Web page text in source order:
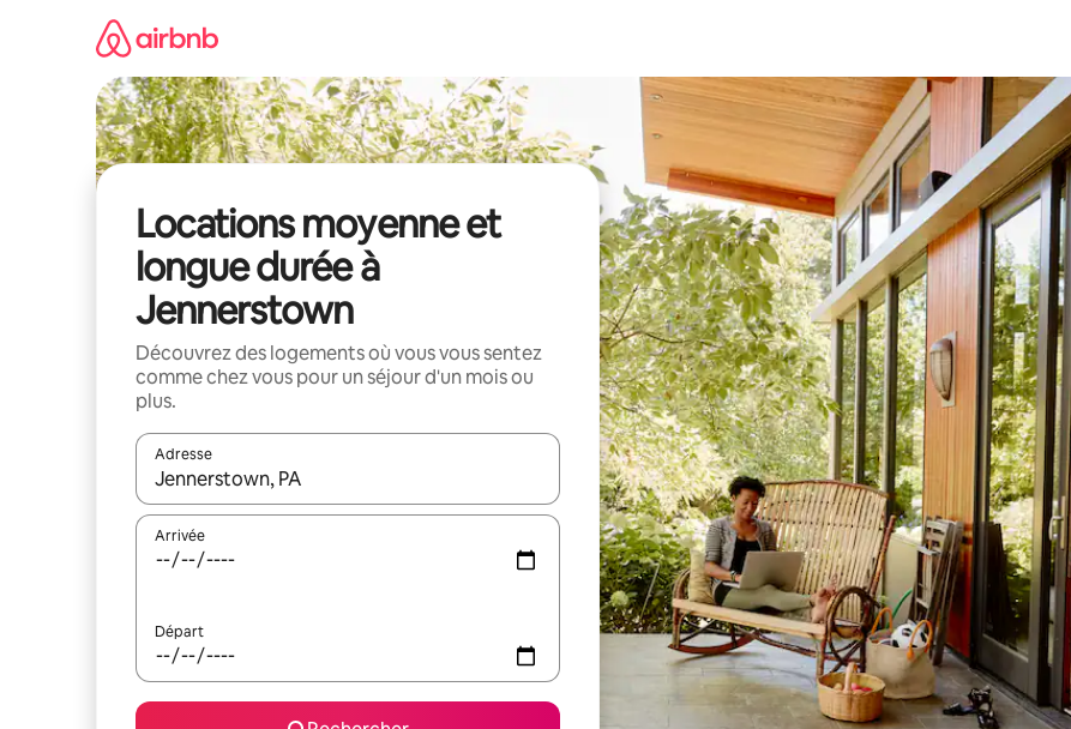
Locations moyenne et
longue durée à
Jennerstown
Découvrez des logements où vous vous sentez
comme chez vous pour un séjour d'un mois ou
plus.
Adresse
Lorsque les résultats s'affichent, utilisez les flèches vers le haut et vers le bas pour les parcourir ou en appuyant et en
Arrivée
Départ